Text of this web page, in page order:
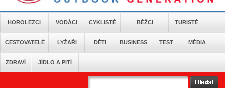
HOROLEZCI VODÁCI CYKLISTÉ BĚŽCI TURISTÉ
CESTOVATELÉ LYŽAŘI DĚTI BUSINESS TEST MÉDIA
ZDRAVÍ JÍDLO A PITÍ